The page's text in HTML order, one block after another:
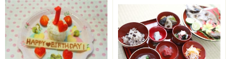
トッポンチーノはイタリア語で「小さなお布団」。トッ
ポンチーノは名前の通り赤ちゃんがギリギリ収まる程の
小さなお布団のようなものです。厚みがないので移動に
便利なクーハンのかごの中に敷いたり、授乳クッション